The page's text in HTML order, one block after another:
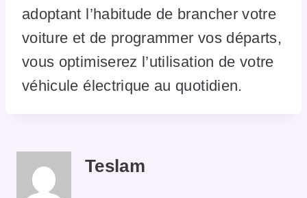
adoptant l’habitude de brancher votre
voiture et de programmer vos départs,
vous optimiserez l’utilisation de votre
véhicule électrique au quotidien.
Teslam